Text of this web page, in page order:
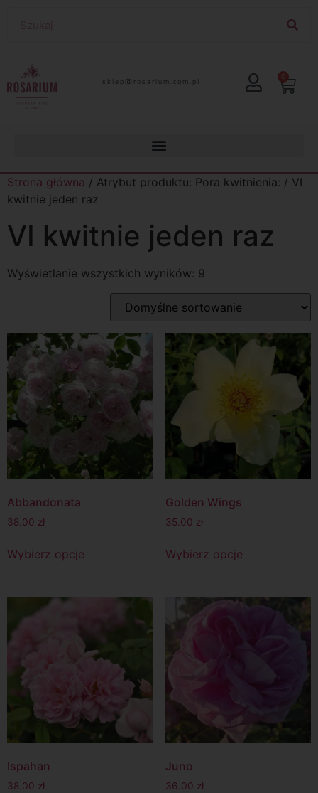
lp.moc.muirasor@pelks 0
Strona główna / Atrybut produktu: Pora kwitnienia: / VI
kwitnie jeden raz
VI kwitnie jeden raz
Wyświetlanie wszystkich wyników: 9
Abbandonata
38.00 zł
Wybierz opcje
Golden Wings
35.00 zł
Wybierz opcje
Ispahan
38.00 zł
Juno
36.00 zł